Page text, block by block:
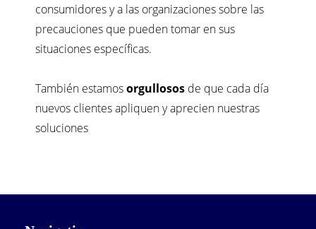
consumidores y a las organizaciones sobre las
precauciones que pueden tomar en sus
situaciones específicas.
También estamosorgullosos de que cada día
nuevos clientes apliquen y aprecien nuestras
soluciones